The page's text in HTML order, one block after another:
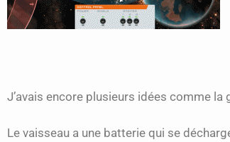
J’avais encore plusieurs idées comme
Le vaisseau a une batterie qui se